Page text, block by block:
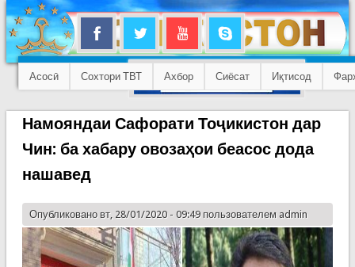
Асосӣ Сохтори ТВТ Ахбор Сиёсат Иқтисод
Намояндаи Сафорати Тоҷикистон дар
Чин: ба хабару овозаҳои беасос дода
нашавед
Опубликовано вт, 28/01/2020 - 09:49 пользователем admin